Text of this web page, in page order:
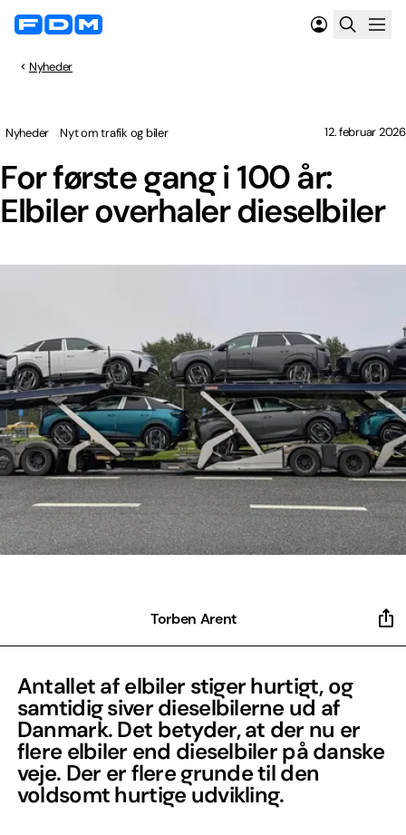
Nyheder
For første gang i 100 år:
Elbiler overhaler dieselbiler
Nyheder Nyt om trafik og biler 12. februar 2026
Torben Arent
Antallet af elbiler stiger hurtigt, og
samtidig siver dieselbilerne ud af
Danmark. Det betyder, at der nu er
flere elbiler end dieselbiler på danske
veje. Der er flere grunde til den
voldsomt hurtige udvikling.